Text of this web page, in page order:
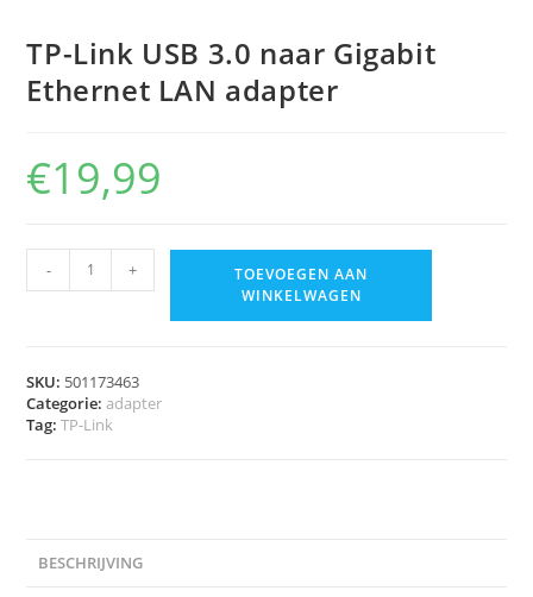
TP-Link USB 3.0 naar Gigabit
Ethernet LAN adapter
€19,99
- +
TOEVOEGEN AAN
WINKELWAGEN
SKU: 501173463
Categorie:adapter
Tag:TP-Link
BESCHRIJVING